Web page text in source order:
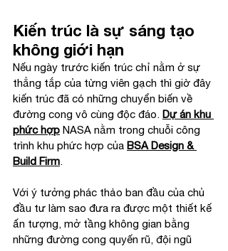
Kiến trúc là sự sáng tạo
không giới hạn
Nếu ngày trước kiến trúc chỉ nằm ở sự
thẳng tắp của từng viên gạch thì giờ đây
kiến trúc đã có những chuyển biến về
đường cong vô cùng độc đáo. Dự án khu
phức hợp NASA nằm trong chuỗi công
trình khu phức hợp của BSA Design &
Build Firm.
Với ý tưởng phác thảo ban đầu của chủ
đầu tư làm sao đưa ra được một thiết kế
ấn tượng, mở tầng không gian bằng
những đường cong quyến rũ, đội ngũ